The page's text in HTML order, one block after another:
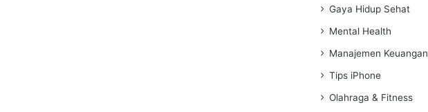
Gaya Hidup Sehat
Mental Health
Manajemen Keuangan
Tips iPhone
Olahraga & Fitness